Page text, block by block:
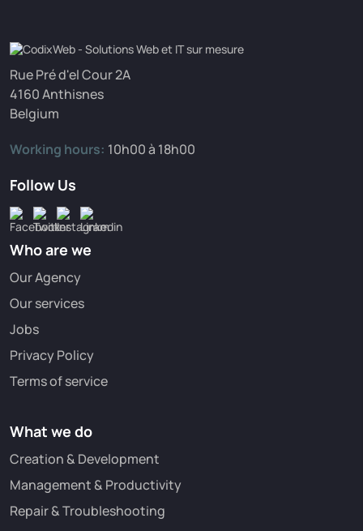
Rue Pré d'el Cour 2A
4160 Anthisnes
Belgium
Working hours: 10h00 à 18h00
Follow Us
Who are we
Our Agency
Our services
Jobs
Privacy Policy
Terms of service
What we do
Creation & Development
Management & Productivity
Repair & Troubleshooting